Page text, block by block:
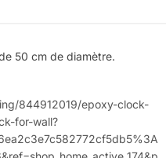
50 cm de diamètre.
844912019/epoxy-clock-
for-wall?